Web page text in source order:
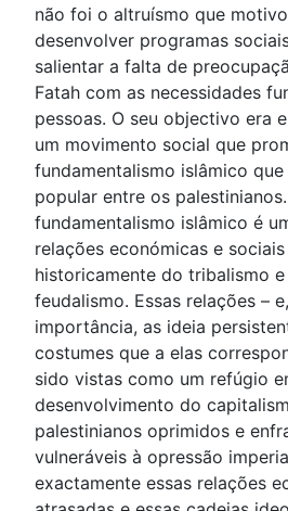
não foi o altruísmo que
desenvolver programas
salientar a falta de
Fatah com as necessidades
pessoas. O seu objectivo era
um movimento social que
fundamentalismo islâmico
popular entre os
fundamentalismo islâmico é
relações económicas e
historicamente do tribalismo
feudalismo. Essas relações –
importância, as ideia
costumes que a elas
sido vistas como um refúgio
desenvolvimento do
palestinianos oprimidos e
vulneráveis à opressão
exactamente essas relações